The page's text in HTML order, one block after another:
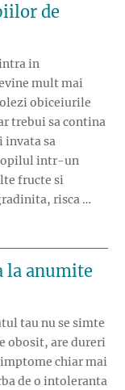
de
in
mult mai
obiceiurile
trebui sa contina
sa
intr-un
fructe si
risca …
la anumite
tau nu se simte
obosit, are dureri
chiar mai
de o intoleranta